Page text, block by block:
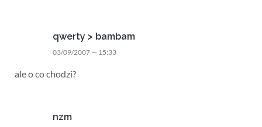
qwerty > bambam
03/09/2007 — 15:33
ale o co chodzi?
nzm